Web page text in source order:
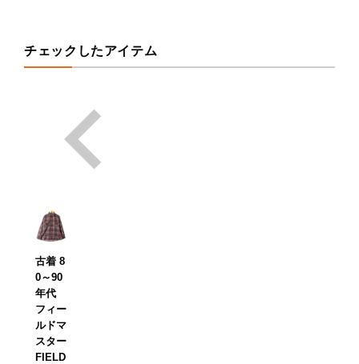
チェックしたアイテム
古着 8
0～90
年代
フィー
ルドマ
スター
FIELD